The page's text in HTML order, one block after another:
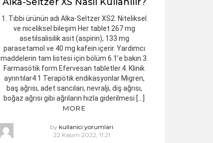
1. Tıbbi ürünün adı Alka-Seltzer XS2. Niteliksel
ve niceliksel bileşim Her tablet 267 mg
asetilsalisilik asit (aspirin), 133 mg
parasetamol ve 40 mg kafein içerir. Yardımcı
maddelerin tam listesi için bölüm 6.1’e bakın.3.
Farmasötik form Efervesan tabletler.4. Klinik
ayrıntılar4.1 Terapötik endikasyonlar Migren,
baş ağrısı, adet sancıları, nevralji, diş ağrısı,
boğaz ağrısı gibi ağrıların hızla giderilmesi […]
MORE
by kullanici yorumlari
22 Kasım 2022, 11:21